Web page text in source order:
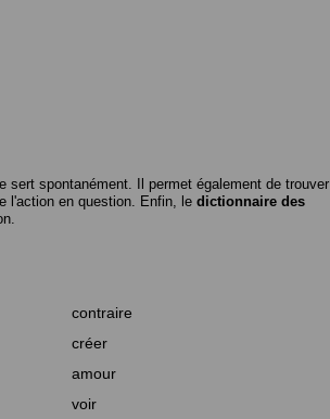
sert spontanément. Il permet également de trouver
l'action en question. Enfin, le dictionnaire des
contraire
créer
amour
voir